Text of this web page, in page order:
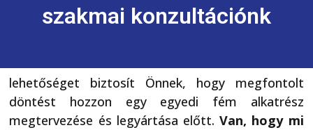
szakmai konzultációnk
lehetőséget biztosít Önnek, hogy megfontolt
döntést hozzon egy egyedi fém alkatrész
megtervezése és legyártása előtt.Van, hogy mi